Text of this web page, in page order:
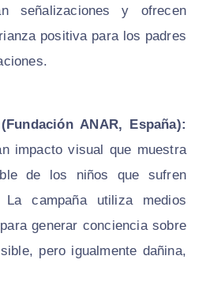
señalizaciones y ofrecen
positiva para los padres
ANAR, España):
impacto visual que muestra
de los niños que sufren
La campaña utiliza medios
generar conciencia sobre
pero igualmente dañina,